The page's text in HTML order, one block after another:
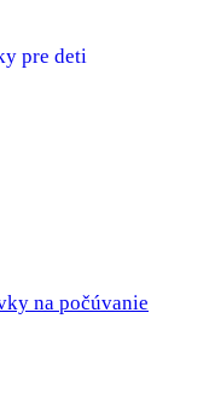
pre deti
na počúvanie